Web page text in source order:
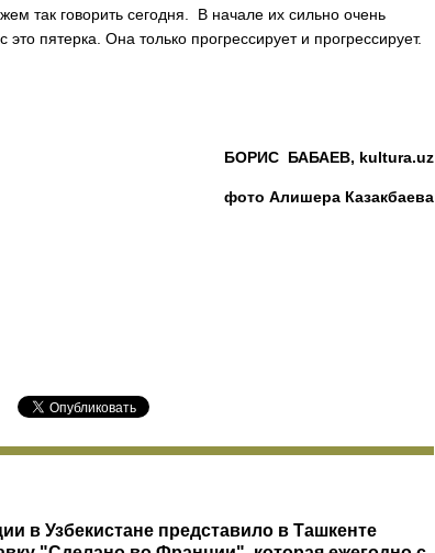
так говорить сегодня. В начале их сильно очень
пятерка. Она только прогрессирует и прогрессирует.
БОРИС БАБАЕВ, kultura.uz
фото Алишера Казакбаева
в Узбекистане представило в Ташкенте